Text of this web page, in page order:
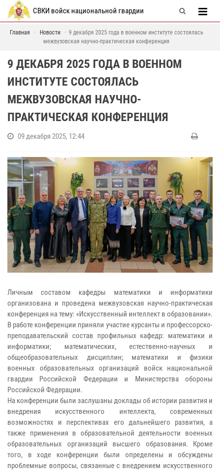
СВКИ войск национальной гвардии
Главная Новости
9 декабря 2025 года в военном институте состоялась
межвузовская научно-практическая конференция
9 ДЕКАБРЯ 2025 ГОДА В ВОЕННОМ
ИНСТИТУТЕ СОСТОЯЛАСЬ
МЕЖВУЗОВСКАЯ НАУЧНО-
ПРАКТИЧЕСКАЯ КОНФЕРЕНЦИЯ
09 декабря 2025, 12:44
Личным составом кафедры математики и информатики
организована и проведена межвузовская научно-практическая
конференция на тему: «Искусственный интеллект в образовании».
В работе конференции приняли участие курсанты и профессорско-
преподавательский состав профильных кафедр: математики и
информатики; математических, естественно-научных и
общеобразовательных дисциплин; математики и физики
военных образовательных организаций войск национальной
гвардии Российской Федерации и Министерства обороны
Российской Федерации.
На конференции были заслушаны доклады об истории развития и
внедрения искусственного интеллекта, современных
возможностях и перспективах его дальнейшего развития, а
также применения в образовательной деятельности военных
образовательных организаций высшего образования. Кроме
того, в ходе конференции были определены и обсуждены
проблемные вопросы, связанные с внедрением искусственного